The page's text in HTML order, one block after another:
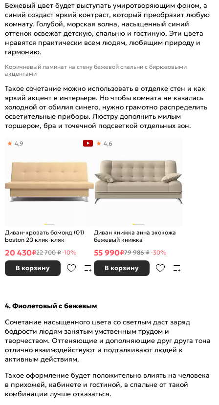
Бежевый цвет будет выступать умиротворяющим фоном, а
синий создаст яркий контраст, который преобразит любую
комнату. Голубой, морская волна, насыщенный синий
оттенок освежат детскую, спальню и гостиную. Эти цвета
нравятся практически всем людям, любящим природу и
гармонию.
Коричневый ламинат на стену бежевой спальни с бирюзовыми
акцентами
Такое сочетание можно использовать в отделке стен и как
яркий акцент в интерьере. Но чтобы комната не казалась
холодной от обилия синего, нужно грамотно распределить
осветительные приборы. Люстру дополнить милым
торшером, бра и точечной подсветкой отдельных зон.
Диван-кровать бомонд (01)
boston 20 клик-кляк
4,9
20 430₽22 700 ₽-10%
В корзину
Диван книжка анна экокожа
бежевый книжка
4,6
55 990₽79 986 ₽-30%
В корзину
4. Фиолетовый с бежевым
Сочетание насыщенного цвета со светлым даст заряд
бодрости людям занятым умственным трудом и
творчеством. Оттеняющие и дополняющие друг друга тона
отлично взаимодействуют и подталкивают людей к
активным действиям.
Такое оформление будет положительно влиять на человека
в прихожей, кабинете и гостиной, в спальне от такой
комбинации лучше отказаться.